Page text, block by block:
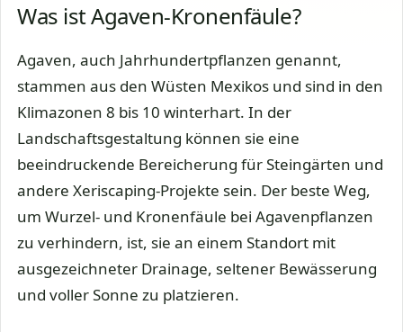
Was ist Agaven-Kronenfäule?
Agaven, auch Jahrhundertpflanzen genannt,
stammen aus den Wüsten Mexikos und sind in den
Klimazonen 8 bis 10 winterhart. In der
Landschaftsgestaltung können sie eine
beeindruckende Bereicherung für Steingärten und
andere Xeriscaping-Projekte sein. Der beste Weg,
um Wurzel- und Kronenfäule bei Agavenpflanzen
zu verhindern, ist, sie an einem Standort mit
ausgezeichneter Drainage, seltener Bewässerung
und voller Sonne zu platzieren.